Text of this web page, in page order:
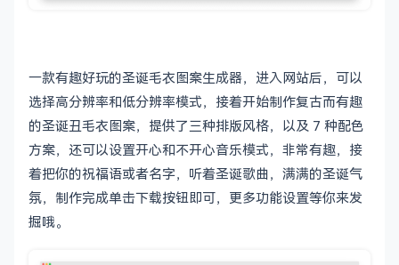
一款有趣好玩的圣诞毛衣图案生成器，进入网站后，可以
选择高分辨率和低分辨率模式，接着开始制作复古而有趣
的圣诞丑毛衣图案，提供了三种排版风格，以及 7 种配色
方案，还可以设置开心和不开心音乐模式，非常有趣，接
着把你的祝福语或者名字，听着圣诞歌曲，满满的圣诞气
氛，制作完成单击下载按钮即可，更多功能设置等你来发
掘哦。